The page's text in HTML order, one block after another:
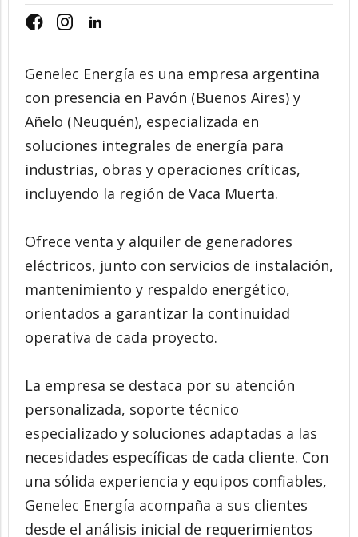
Genelec Energía es una empresa argentina
con presencia en Pavón (Buenos Aires) y
Añelo (Neuquén), especializada en
soluciones integrales de energía para
industrias, obras y operaciones críticas,
incluyendo la región de Vaca Muerta.
Ofrece venta y alquiler de generadores
eléctricos, junto con servicios de instalación,
mantenimiento y respaldo energético,
orientados a garantizar la continuidad
operativa de cada proyecto.
La empresa se destaca por su atención
personalizada, soporte técnico
especializado y soluciones adaptadas a las
necesidades específicas de cada cliente. Con
una sólida experiencia y equipos confiables,
Genelec Energía acompaña a sus clientes
desde el análisis inicial de requerimientos